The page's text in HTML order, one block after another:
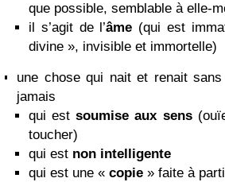
que possible, semblable à elle-
il s’agit de l’âme (qui est
divine », invisible et immortelle)
une chose qui nait et renait
jamais
qui estsoumise aux sens
toucher)
qui est non intelligente
qui est une « copie » faite à